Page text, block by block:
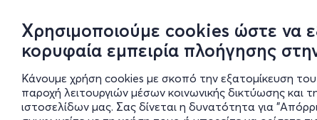
Χρησιμοποιούμε cookies ώστε να
κορυφαία εμπειρία πλοήγησης
Κάνουμε χρήση cookies με σκοπό την εξατομίκευση
παροχή λειτουργιών μέσων κοινωνικής δικτύωσης και
ιστοσελίδων μας. Σας δίνεται η δυνατότητα για
Φυσικά σημεία
Νομική
Blog